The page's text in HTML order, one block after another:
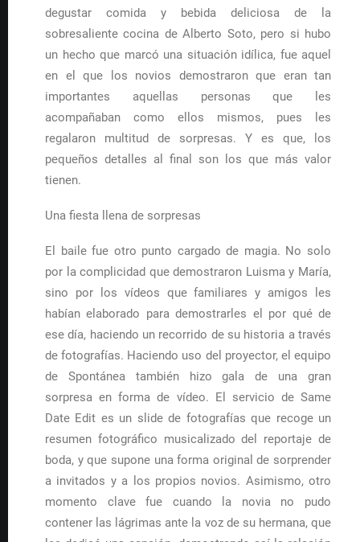
degustar comida y bebida deliciosa de la
sobresaliente cocina de Alberto Soto, pero si hubo
un hecho que marcó una situación idílica, fue aquel
en el que los novios demostraron que eran tan
importantes aquellas personas que les
acompañaban como ellos mismos, pues les
regalaron multitud de sorpresas. Y es que, los
pequeños detalles al final son los que más valor
tienen.
Una fiesta llena de sorpresas
El baile fue otro punto cargado de magia. No solo
por la complicidad que demostraron Luisma y María,
sino por los vídeos que familiares y amigos les
habían elaborado para demostrarles el por qué de
ese día, haciendo un recorrido de su historia a través
de fotografías. Haciendo uso del proyector, el equipo
de Spontánea también hizo gala de una gran
sorpresa en forma de vídeo. El servicio de Same
Date Edit es un slide de fotografías que recoge un
resumen fotográfico musicalizado del reportaje de
boda, y que supone una forma original de sorprender
a invitados y a los propios novios. Asimismo, otro
momento clave fue cuando la novia no pudo
contener las lágrimas ante la voz de su hermana, que